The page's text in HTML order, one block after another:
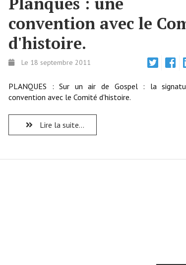
convention avec le
d'histoire.
Le 18 septembre 2011
PLANQUES : Sur un air de Gospel : la
convention avec le Comité d'histoire.
Lire la suite...